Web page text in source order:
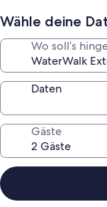
Wähle deine
Wo soll’s
Daten
Gäste